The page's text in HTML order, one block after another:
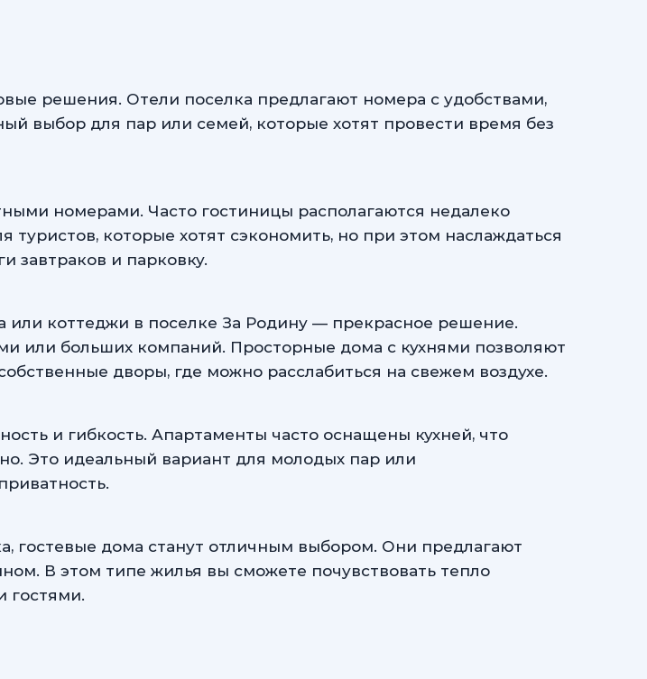
решения. Отели поселка предлагают номера с удобствами,
выбор для пар или семей, которые хотят провести время без
номерами. Часто гостиницы располагаются недалеко
которые хотят сэкономить, но при этом наслаждаться
завтраков и парковку.
коттеджи в поселке За Родину — прекрасное решение.
или больших компаний. Просторные дома с кухнями позволяют
дворы, где можно расслабиться на свежем воздухе.
и гибкость. Апартаменты часто оснащены кухней, что
Это идеальный вариант для молодых пар или
гостевые дома станут отличным выбором. Они предлагают
В этом типе жилья вы сможете почувствовать тепло
гостями.